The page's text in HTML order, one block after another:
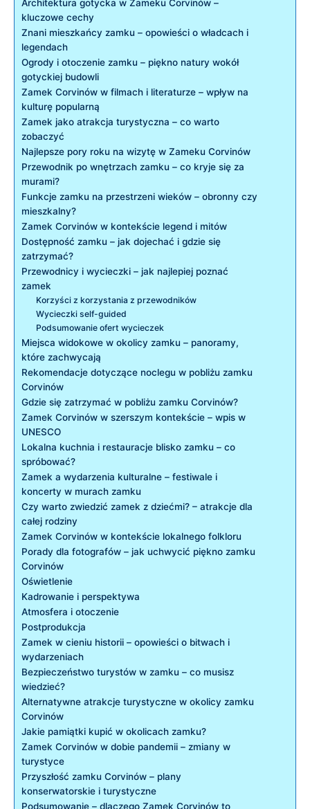
Architektura gotycka w Zameku Corvinów –
kluczowe cechy
Znani mieszkańcy zamku – opowieści o władcach i
legendach
Ogrody i otoczenie zamku – piękno natury wokół
gotyckiej budowli
Zamek Corvinów w filmach i literaturze – wpływ na
kulturę popularną
Zamek jako atrakcja turystyczna – co warto
zobaczyć
Najlepsze pory roku na wizytę w Zameku Corvinów
Przewodnik po wnętrzach zamku – co kryje się za
murami?
Funkcje zamku na przestrzeni wieków – obronny czy
mieszkalny?
Zamek Corvinów w kontekście legend i mitów
Dostępność zamku – jak dojechać i gdzie się
zatrzymać?
Przewodnicy i wycieczki – jak najlepiej poznać
zamek
Korzyści z korzystania z przewodników
Wycieczki self-guided
Podsumowanie ofert wycieczek
Miejsca widokowe w okolicy zamku – panoramy,
które zachwycają
Rekomendacje dotyczące noclegu w pobliżu zamku
Corvinów
Gdzie się zatrzymać w pobliżu zamku Corvinów?
Zamek Corvinów w szerszym kontekście – wpis w
UNESCO
Lokalna kuchnia i restauracje blisko zamku – co
spróbować?
Zamek a wydarzenia kulturalne – festiwale i
koncerty w murach zamku
Czy warto zwiedzić zamek z dziećmi? – atrakcje dla
całej rodziny
Zamek Corvinów w kontekście lokalnego folkloru
Porady dla fotografów – jak uchwycić piękno zamku
Corvinów
Oświetlenie
Kadrowanie i perspektywa
Atmosfera i otoczenie
Postprodukcja
Zamek w cieniu historii – opowieści o bitwach i
wydarzeniach
Bezpieczeństwo turystów w zamku – co musisz
wiedzieć?
Alternatywne atrakcje turystyczne w okolicy zamku
Corvinów
Jakie pamiątki kupić w okolicach zamku?
Zamek Corvinów w dobie pandemii – zmiany w
turystyce
Przyszłość zamku Corvinów – plany
konserwatorskie i turystyczne
Podsumowanie – dlaczego Zamek Corvinów to